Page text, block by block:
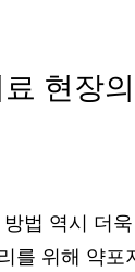
현장
법 역시 더
를 위해 약포